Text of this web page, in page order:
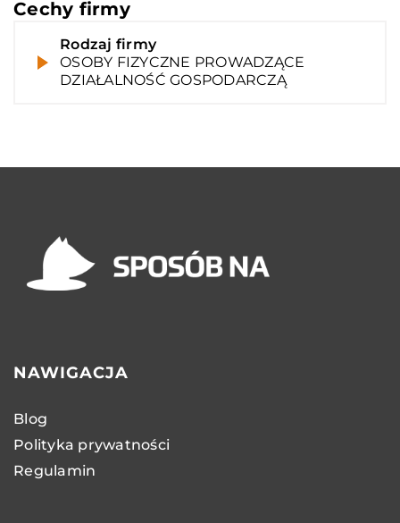
Cechy firmy
Rodzaj firmy
OSOBY FIZYCZNE PROWADZĄCE
DZIAŁALNOŚĆ GOSPODARCZĄ
NAWIGACJA
Blog
Polityka prywatności
Regulamin